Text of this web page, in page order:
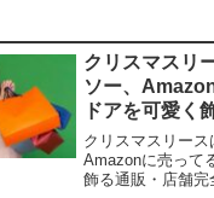
クリスマスリ
ソー、
ドアを可愛く
ガイド
クリスマスリース
Amazonに売って
飾る通販・店舗完